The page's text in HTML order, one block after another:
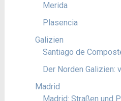
Merida
Plasencia
Galizien
Santiago de
Der Norden Galizien:
Madrid
Madrid: Straßen und